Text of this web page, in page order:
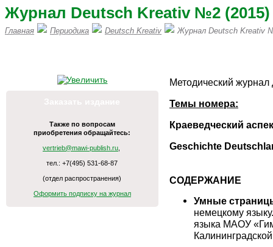
Журнал Deutsch Kreativ №2 (2015)
Главная Периодика Deutsch Kreativ Журнал Deutsch Kreativ
Также по вопросам
приобретения обращайтесь:
vertrieb@mawi-publish.ru
тел.: +7(495) 531-68-87
(отдел распространения)
Оформить подписку на журнал
Методический журнал
Темы номера:
Краеведческий
Geschichte
СОДЕРЖАНИЕ
Умные
немецкому
языка МАОУ